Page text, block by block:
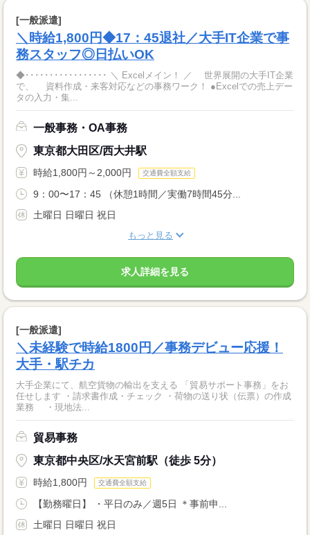
[一般派遣]
＼時給1,800円◆17：45退社／大手IT企業で事
務スタッフ◎日払いOK
◆･････････････････ ＼ Excelメイン！ ／ 世界展開の大手IT企業
で、 資料作成・来客対応などの事務ワーク！ ●Excelでの売上デー
タの入力・集...
一般事務・OA事務
東京都大田区/西大井駅
時給1,800円～2,000円 交通費全額支給
9：00〜17：45 （休憩1時間／実働7時間45分...
土曜日 日曜日 祝日
もっと見る
求人詳細を見る
[一般派遣]
＼未経験で時給1800円／事務デビュー応援！
大手・駅チカ
大手企業にて、航空貨物の輸出を支える 「貿易サポート事務」をお
任せします ・請求書作成・チェック ・荷物の送り状（伝票）の作成
業務 ・現地法...
貿易事務
東京都中央区/水天宮前駅（徒歩 5分）
時給1,800円 交通費全額支給
【勤務曜日】 ・平日のみ／週5日 ＊事前申...
土曜日 日曜日 祝日